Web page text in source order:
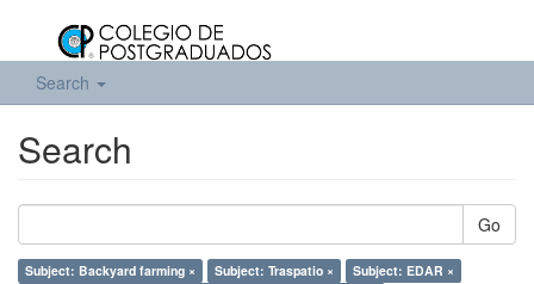
Search
Search
Go
Subject: Backyard farming × Subject: Traspatio ×
Subject: EDAR ×